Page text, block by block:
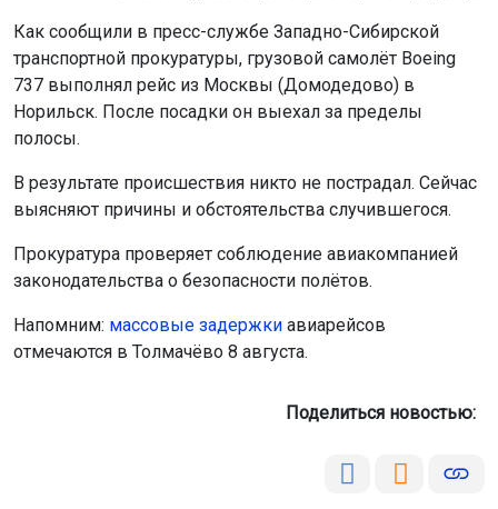
Как сообщили в пресс-службе Западно-Сибирской
транспортной прокуратуры, грузовой самолёт Boeing
737 выполнял рейс из Москвы (Домодедово) в
Норильск. После посадки он выехал за пределы
полосы.
В результате происшествия никто не пострадал. Сейчас
выясняют причины и обстоятельства случившегося.
Прокуратура проверяет соблюдение авиакомпанией
законодательства о безопасности полётов.
Напомним: массовые задержки авиарейсов
отмечаются в Толмачёво 8 августа.
Поделиться новостью: